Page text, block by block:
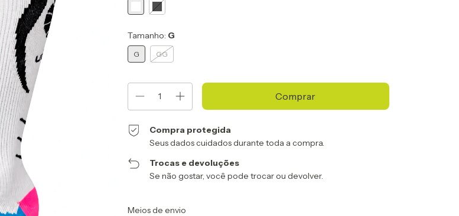
Tamanho: G
G GG
Compra protegida
Seus dados cuidados durante toda a compra.
Trocas e devoluções
Se não gostar, você pode trocar ou devolver.
Entregas para o CEP:
Meios de envio